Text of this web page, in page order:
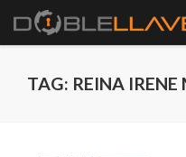
TAG: REINA